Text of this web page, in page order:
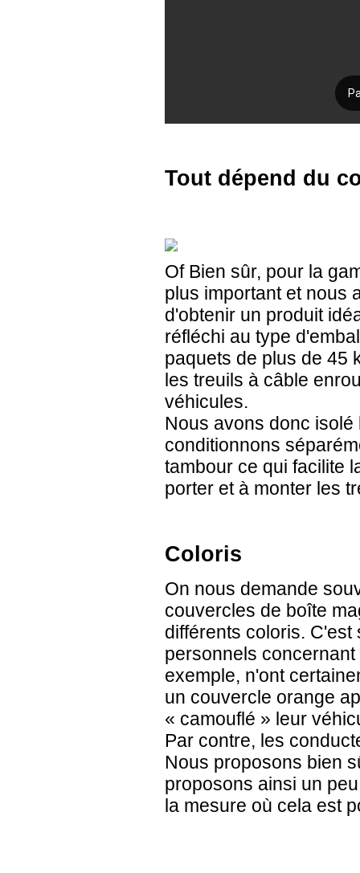
Tout dépend du
Of Bien sûr, pour la
plus important et nous
d'obtenir un produit
réfléchi au type
paquets de plus de 45
les treuils à câble
véhicules.
Nous avons donc
conditionnons
tambour ce qui facilite
porter et à monter les
Coloris
On nous demande
couvercles de boîte
différents coloris.
personnels
exemple, n'ont
un couvercle orange
« camouflé » leur
Par contre, les
Nous proposons bien
proposons ainsi un
la mesure où cela est